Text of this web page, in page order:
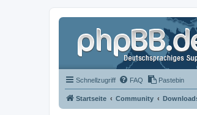
Schnellzugriff FAQ Pastebin
Startseite Community